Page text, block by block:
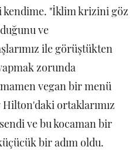
kendime. "İklim krizini göz
ve
ile görüştükten
zorunda
vegan bir menü
Hilton'daki ortaklarımız
ve bu kocaman bir
bir adım oldu.